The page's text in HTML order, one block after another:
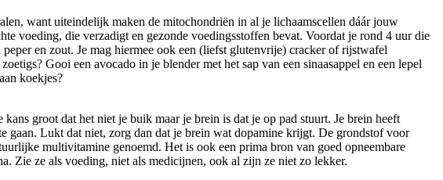
want uiteindelijk maken de mitochondriën in al je lichaamscellen dáár jouw
voeding, die verzadigt en gezonde voedingsstoffen bevat. Voordat je rond 4 uur die
en zout. Je mag hiermee ook een (liefst glutenvrije) cracker of rijstwafel
Gooi een avocado in je blender met het sap van een sinaasappel en een lepel
koekjes?
groot dat het niet je buik maar je brein is dat je op pad stuurt. Je brein heeft
gaan. Lukt dat niet, zorg dan dat je brein wat dopamine krijgt. De grondstof voor
multivitamine genoemd. Het is ook een prima bron van goed opneembare
Zie ze als voeding, niet als medicijnen, ook al zijn ze niet zo lekker.